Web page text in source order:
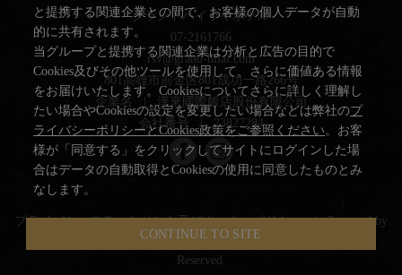
グランドハイライホテル
07-2161766
rsv@grand-hilai.com
801高雄市前金区801成功一路266号
企業名
漢來國際飯店股份有限公司
会社番号
| 23827284
プライバシーステートメント及びクッキーポリシー |
Powered by
YOTOR Information Technology Co.,Ltd © 2014-2026 All Rights
Reserved.
と提携する関連企業との間で、お客様の個人データが自動
的に共有されます。
当グループと提携する関連企業は分析と広告の目的で
Cookies及びその他ツールを使用して、さらに価値ある情報
をお届けいたします。Cookiesについてさらに詳しく理解し
たい場合やCookiesの設定を変更したい場合などは弊社のプ
ライバシーポリシーとCookies政策をご参照ください。お客
様が「同意する」をクリックしてサイトにログインした場
合はデータの自動取得とCookiesの使用に同意したものとみ
なします。
CONTINUE TO SITE